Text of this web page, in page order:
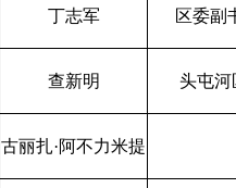
丁志军 区委副
查新明 头屯河
古丽扎·阿不力米提